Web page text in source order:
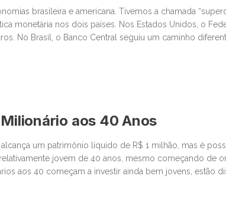
brasileira e americana. Tivemos a chamada
monetária nos dois países. Nos Estados Unidos, o
No Brasil, o Banco Central seguiu um caminho
aos 40 Anos
um patrimônio líquido de R$ 1 milhão, mas é
jovem de 40 anos, mesmo começando de
aos 40 começam a investir ainda bem jovens, estão